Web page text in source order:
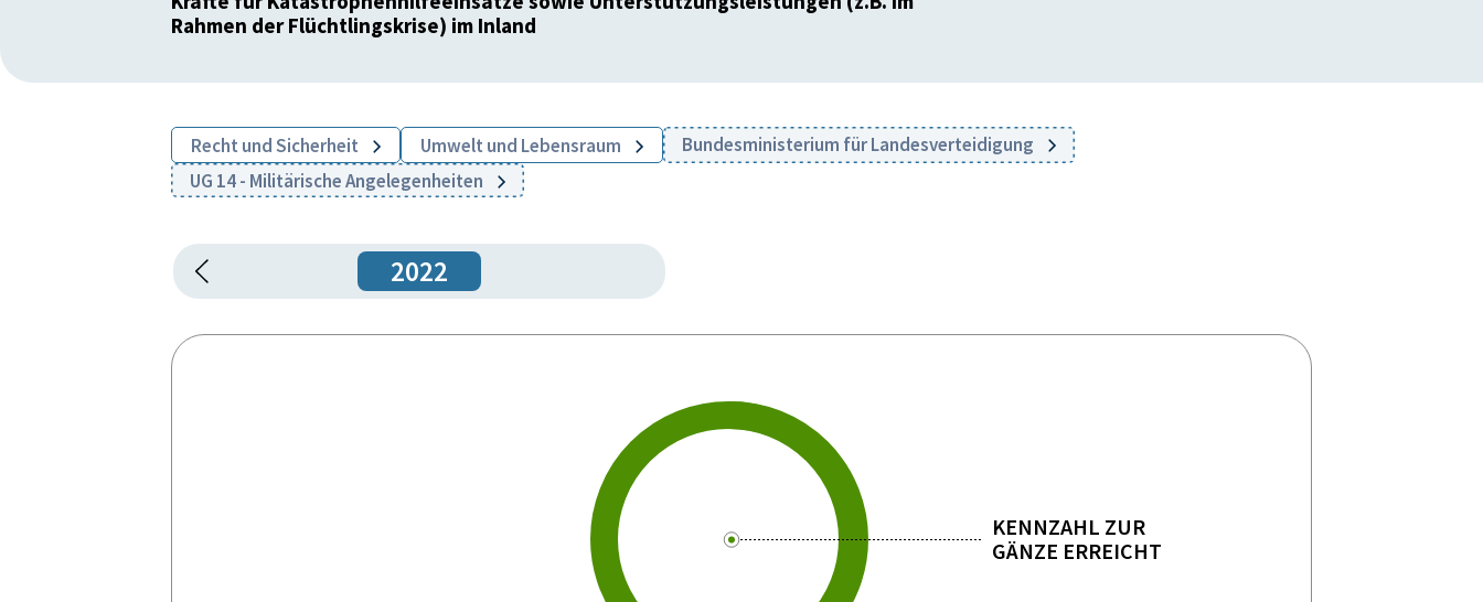
Rahmen der Flüchtlingskrise) im Inland
Recht und Sicherheit Umwelt und Lebensraum
Bundesministerium für Landesverteidigung
UG 14 - Militärische Angelegenheiten
2022
KENNZAHL ZUR
GÄNZE ERREICHT